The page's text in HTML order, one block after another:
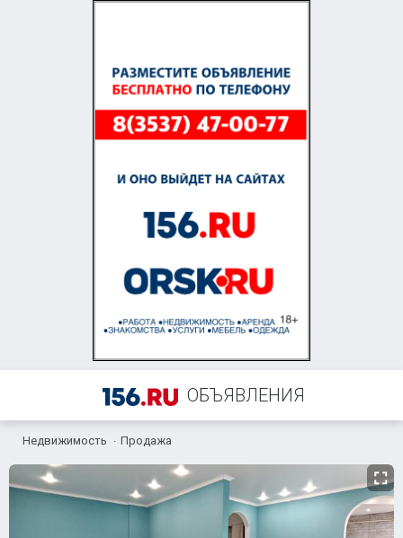
ОБЪЯВЛЕНИЯ
+7 (909) 610-46-61
Недвижимость Продажа